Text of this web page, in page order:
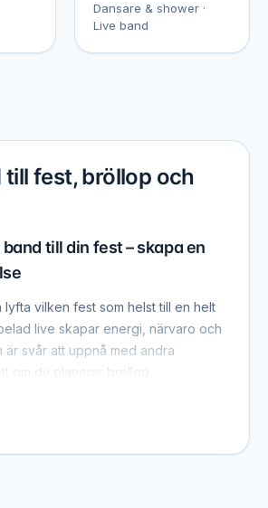
Dansare & shower ·
Live band
till fest, bröllop och
till din fest – skapa en
lyfta vilken fest som helst till en helt
live skapar energi, närvaro och
är svår att uppnå med andra
om du planerar bröllop,
mellan en bra kväll och en